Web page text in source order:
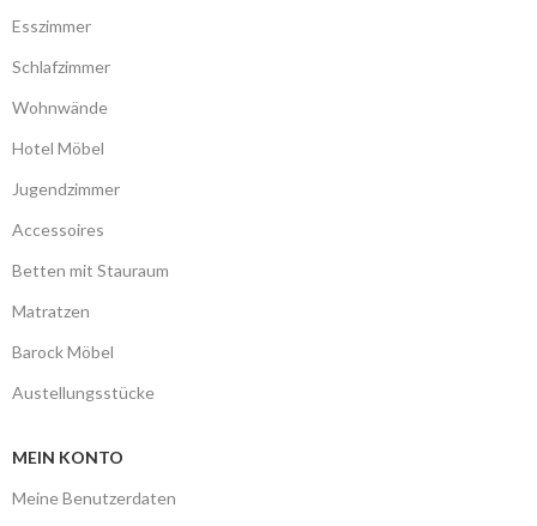
Esszimmer
Schlafzimmer
Wohnwände
Hotel Möbel
Jugendzimmer
Accessoires
Betten mit Stauraum
Matratzen
Barock Möbel
Austellungsstücke
MEIN KONTO
Meine Benutzerdaten